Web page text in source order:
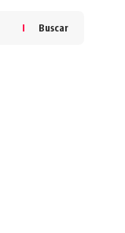
Buscar